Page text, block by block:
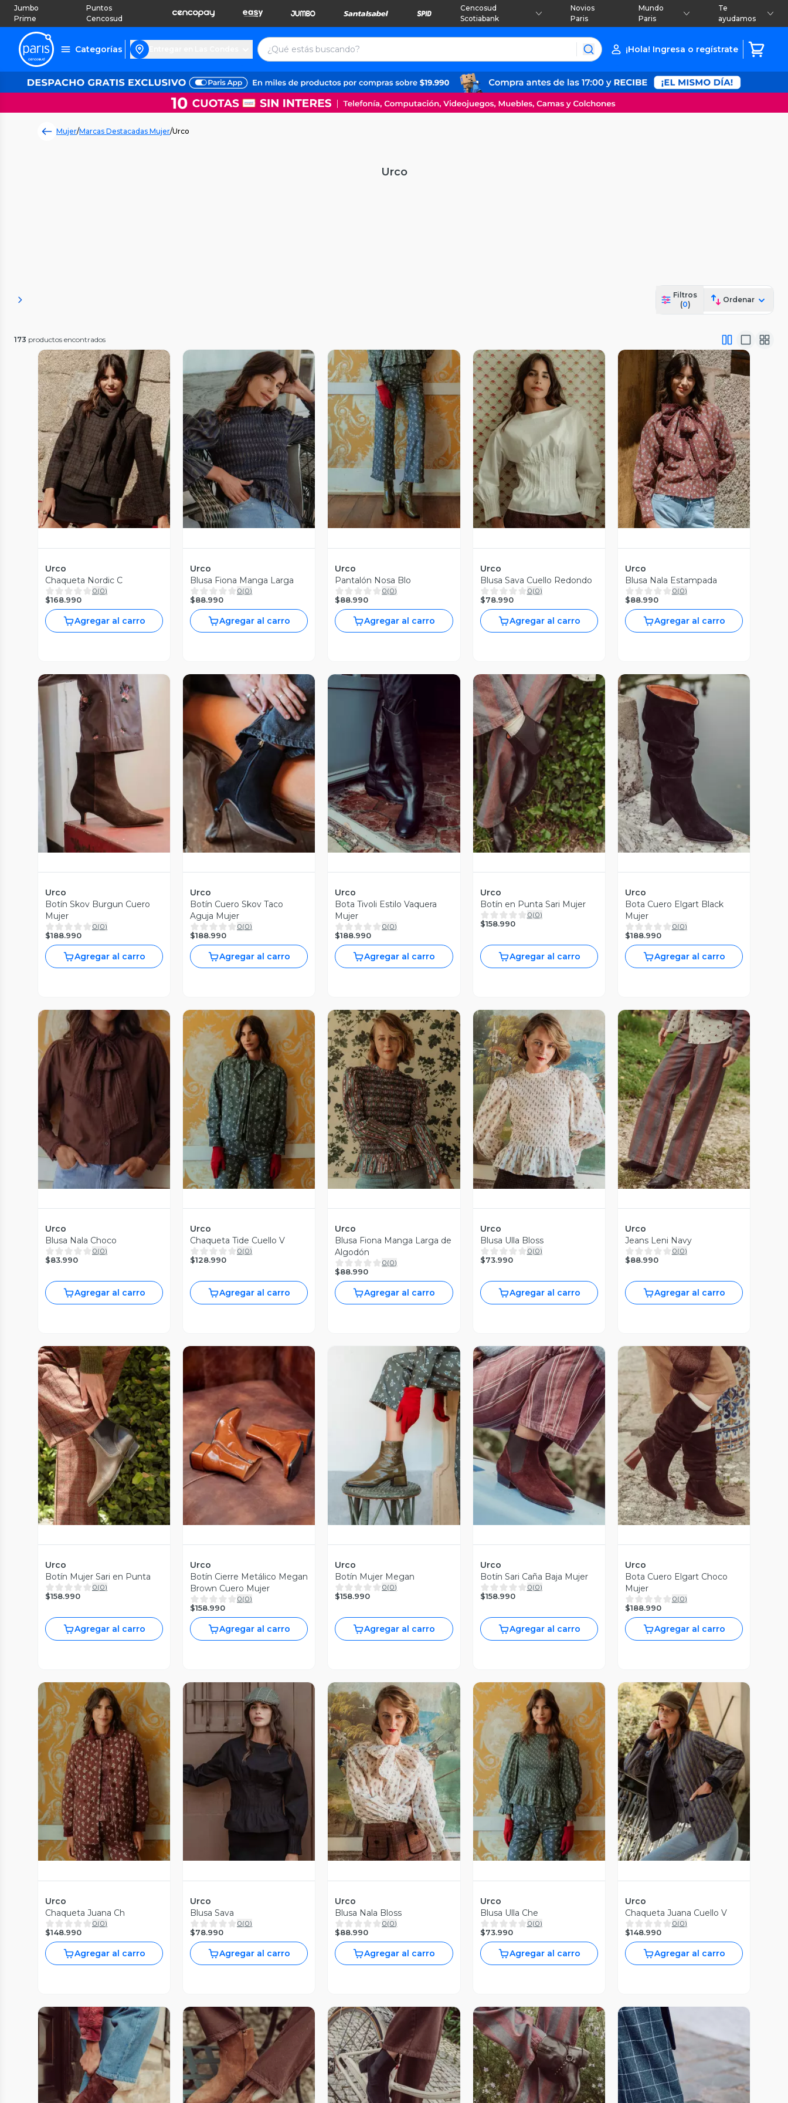
Jumbo
Prime
Puntos
Cencosud
Cencosud
Scotiabank
Novios
Paris
Mundo
Paris
Te
ayudamos
Categorías ¡Hola! Ingresa o regístrate
Mujer/Marcas Destacadas Mujer/Urco
Urco
Filtros
(0)
Ordenar
173 productos encontrados
Vista Previa
Urco
Chaqueta Nordic C
0(0)
$168.990
Agregar al carro
Vista Previa
Urco
Blusa Fiona Manga Larga
0(0)
$88.990
Agregar al carro
Vista Previa
Urco
Pantalón Nosa Blo
0(0)
$88.990
Agregar al carro
Vista Previa
Urco
Blusa Sava Cuello Redondo
0(0)
$78.990
Agregar al carro
Vista Previa
Urco
Blusa Nala Estampada
0(0)
$88.990
Agregar al carro
Vista Previa
Urco
Botín Skov Burgun Cuero
Mujer
0(0)
$188.990
Agregar al carro
Vista Previa
Urco
Botín Cuero Skov Taco
Aguja Mujer
0(0)
$188.990
Agregar al carro
Vista Previa
Urco
Bota Tivoli Estilo Vaquera
Mujer
0(0)
$188.990
Agregar al carro
Vista Previa
Urco
Botín en Punta Sari Mujer
0(0)
$158.990
Agregar al carro
Vista Previa
Urco
Bota Cuero Elgart Black
Mujer
0(0)
$188.990
Agregar al carro
Vista Previa
Urco
Blusa Nala Choco
0(0)
$83.990
Agregar al carro
Vista Previa
Urco
Chaqueta Tide Cuello V
0(0)
$128.990
Agregar al carro
Vista Previa
Urco
Blusa Fiona Manga Larga de
Algodón
0(0)
$88.990
Agregar al carro
Vista Previa
Urco
Blusa Ulla Bloss
0(0)
$73.990
Agregar al carro
Vista Previa
Urco
Jeans Leni Navy
0(0)
$88.990
Agregar al carro
Vista Previa
Urco
Botín Mujer Sari en Punta
0(0)
$158.990
Agregar al carro
Vista Previa
Urco
Botín Cierre Metálico Megan
Brown Cuero Mujer
0(0)
$158.990
Agregar al carro
Vista Previa
Urco
Botín Mujer Megan
0(0)
$158.990
Agregar al carro
Vista Previa
Urco
Botín Sari Caña Baja Mujer
0(0)
$158.990
Agregar al carro
Vista Previa
Urco
Bota Cuero Elgart Choco
Mujer
0(0)
$188.990
Agregar al carro
Vista Previa
Urco
Chaqueta Juana Ch
0(0)
$148.990
Agregar al carro
Vista Previa
Urco
Blusa Sava
0(0)
$78.990
Agregar al carro
Vista Previa
Urco
Blusa Nala Bloss
0(0)
$88.990
Agregar al carro
Vista Previa
Urco
Blusa Ulla Che
0(0)
$73.990
Agregar al carro
Vista Previa
Urco
Chaqueta Juana Cuello V
0(0)
$148.990
Agregar al carro